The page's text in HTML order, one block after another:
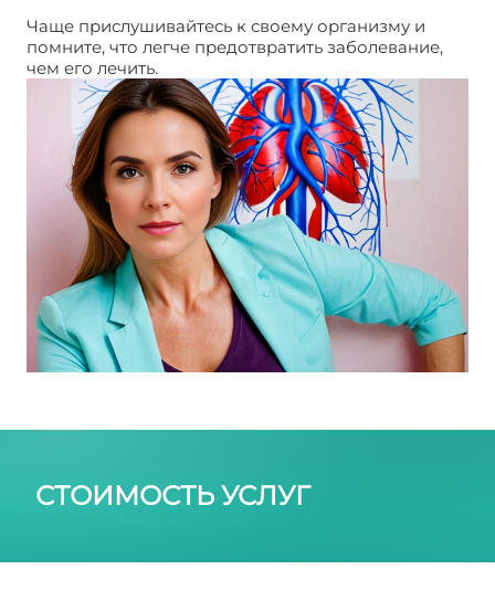
Чаще прислушивайтесь к своему организму и
помните, что легче предотвратить заболевание,
чем его лечить.
СТОИМОСТЬ УСЛУГ